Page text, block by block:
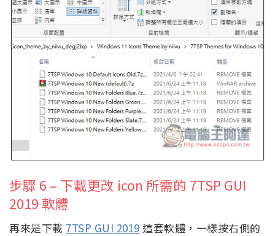
步驟 6 – 下載更改 icon 所需的 7TSP GUI
2019 軟體
再來是下載 7TSP GUI 2019 這套軟體，一樣按右側的